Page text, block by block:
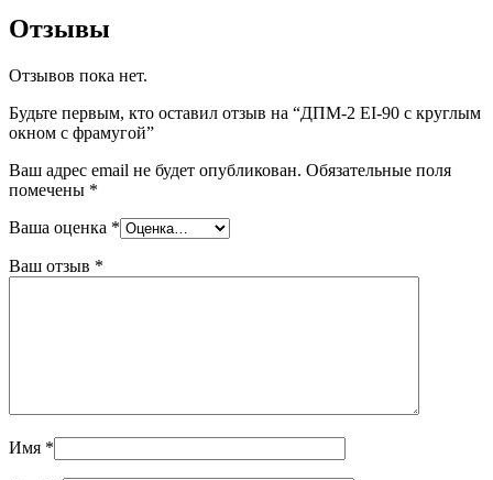
Отзывы
Отзывов пока нет.
Будьте первым, кто оставил отзыв на “ДПМ-2 EI-90 с круглым
окном с фрамугой”
Ваш адрес email не будет опубликован. Обязательные поля
помечены *
Ваша оценка *
Ваш отзыв *
Имя *